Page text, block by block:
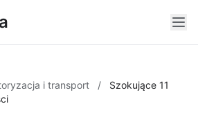
i transport /
Szokujące 11